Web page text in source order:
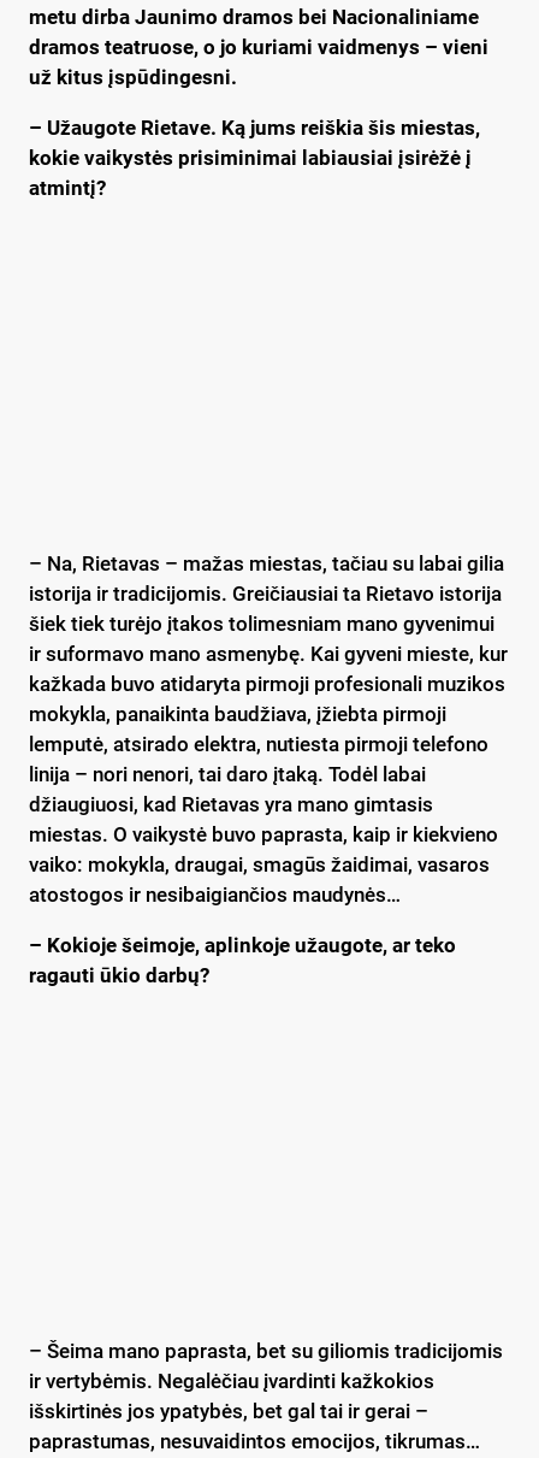
metu dirba Jaunimo dramos bei Nacionaliniame
dramos teatruose, o jo kuriami vaidmenys – vieni
už kitus įspūdingesni.
– Užaugote Rietave. Ką jums reiškia šis miestas,
kokie vaikystės prisiminimai labiausiai įsirėžė į
atmintį?
– Na, Rietavas – mažas miestas, tačiau su labai gilia
istorija ir tradicijomis. Greičiausiai ta Rietavo istorija
šiek tiek turėjo įtakos tolimesniam mano gyvenimui
ir suformavo mano asmenybę. Kai gyveni mieste, kur
kažkada buvo atidaryta pirmoji profesionali muzikos
mokykla, panaikinta baudžiava, įžiebta pirmoji
lemputė, atsirado elektra, nutiesta pirmoji telefono
linija – nori nenori, tai daro įtaką. Todėl labai
džiaugiuosi, kad Rietavas yra mano gimtasis
miestas. O vaikystė buvo paprasta, kaip ir kiekvieno
vaiko: mokykla, draugai, smagūs žaidimai, vasaros
atostogos ir nesibaigiančios maudynės…
– Kokioje šeimoje, aplinkoje užaugote, ar teko
ragauti ūkio darbų?
– Šeima mano paprasta, bet su giliomis tradicijomis
ir vertybėmis. Negalėčiau įvardinti kažkokios
išskirtinės jos ypatybės, bet gal tai ir gerai –
paprastumas, nesuvaidintos emocijos, tikrumas…